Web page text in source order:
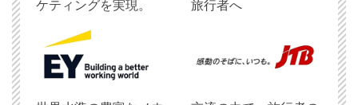
ケティングを実現。
旅行者へ